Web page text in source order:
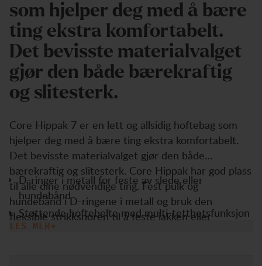
som hjelper deg med å bære
ting ekstra komfortabelt.
Det bevisste materialvalget
gjør den både bærekraftig
og slitesterk.
Core Hippak 7 er en lett og allsidig hoftebag som
hjelper deg med å bære ting ekstra komfortabelt.
Det bevisste materialvalget gjør den både
bærekraftig og slitesterk. Core Hippak har god plass
til alle dine nødvendige ting. Fest pulk og
hundebånd i D-ringene i metall og bruk den
fleksible strikksnoren til å feste jakken eller
sitteunderlaget.
D-ringer i metall for feste av slede eller
hundebånd
Støttende hoftebelte med multi-tetthetsfunksjon
Lang glidelåsåpning til hovedrommet for god
LES MER